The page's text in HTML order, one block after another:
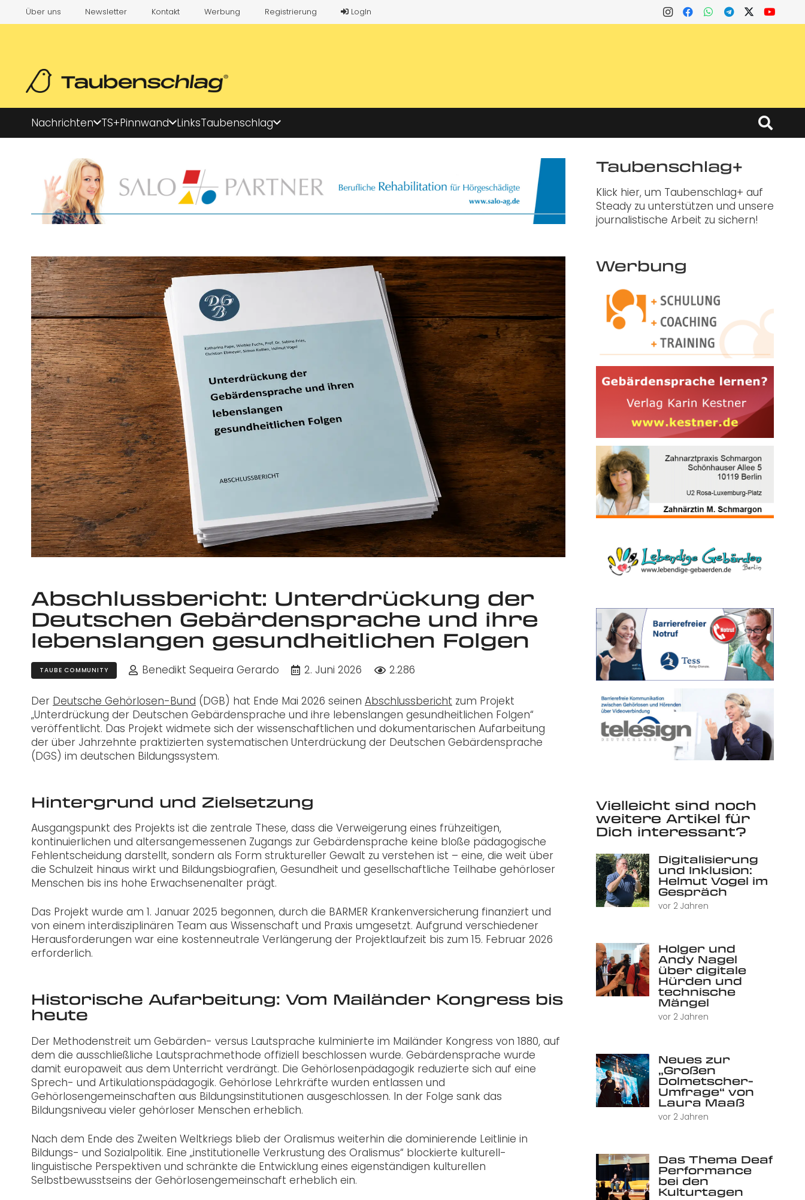
Über uns Newsletter Kontakt Werbung Registrierung LogIn
Nachrichten TS+Pinnwand LinksTaubenschlag
Abschlussbericht: Unterdrückung der
Deutschen Gebärdensprache und ihre
lebenslangen gesundheitlichen Folgen
TAUBE COMMUNITY Benedikt Sequeira Gerardo 2. Juni 2026 2.286
Der Deutsche Gehörlosen-Bund (DGB) hat Ende Mai 2026 seinen Abschlussbericht zum Projekt
„Unterdrückung der Deutschen Gebärdensprache und ihre lebenslangen gesundheitlichen Folgen“
veröffentlicht. Das Projekt widmete sich der wissenschaftlichen und dokumentarischen Aufarbeitung
der über Jahrzehnte praktizierten systematischen Unterdrückung der Deutschen Gebärdensprache
(DGS) im deutschen Bildungssystem.
Hintergrund und Zielsetzung
Ausgangspunkt des Projekts ist die zentrale These, dass die Verweigerung eines frühzeitigen,
kontinuierlichen und altersangemessenen Zugangs zur Gebärdensprache keine bloße pädagogische
Fehlentscheidung darstellt, sondern als Form struktureller Gewalt zu verstehen ist – eine, die weit über
die Schulzeit hinaus wirkt und Bildungsbiografien, Gesundheit und gesellschaftliche Teilhabe gehörloser
Menschen bis ins hohe Erwachsenenalter prägt.
Das Projekt wurde am 1. Januar 2025 begonnen, durch die BARMER Krankenversicherung finanziert und
von einem interdisziplinären Team aus Wissenschaft und Praxis umgesetzt. Aufgrund verschiedener
Herausforderungen war eine kostenneutrale Verlängerung der Projektlaufzeit bis zum 15. Februar 2026
erforderlich.
Historische Aufarbeitung: Vom Mailänder Kongress bis
heute
Der Methodenstreit um Gebärden- versus Lautsprache kulminierte im Mailänder Kongress von 1880, auf
dem die ausschließliche Lautsprachmethode offiziell beschlossen wurde. Gebärdensprache wurde
damit europaweit aus dem Unterricht verdrängt. Die Gehörlosenpädagogik reduzierte sich auf eine
Sprech- und Artikulationspädagogik. Gehörlose Lehrkräfte wurden entlassen und
Gehörlosengemeinschaften aus Bildungsinstitutionen ausgeschlossen. In der Folge sank das
Bildungsniveau vieler gehörloser Menschen erheblich.
Nach dem Ende des Zweiten Weltkriegs blieb der Oralismus weiterhin die dominierende Leitlinie in
Bildungs- und Sozialpolitik. Eine „institutionelle Verkrustung des Oralismus“ blockierte kulturell-
linguistische Perspektiven und schränkte die Entwicklung eines eigenständigen kulturellen
Selbstbewusstseins der Gehörlosengemeinschaft erheblich ein.
Taubenschlag+
Klick hier, um Taubenschlag+ auf
Steady zu unterstützen und unsere
journalistische Arbeit zu sichern!
Werbung
Vielleicht sind noch
weitere Artikel für
Dich interessant?
Digitalisierung
und Inklusion:
Helmut Vogel im
Gespräch
vor 2 Jahren
Holger und
Andy Nagel
über digitale
Hürden und
technische
Mängel
vor 2 Jahren
Neues zur
„Großen
Dolmetscher-
Umfrage“ von
Laura Maaß
vor 2 Jahren
Das Thema Deaf
Performance
bei den
Kulturtagen